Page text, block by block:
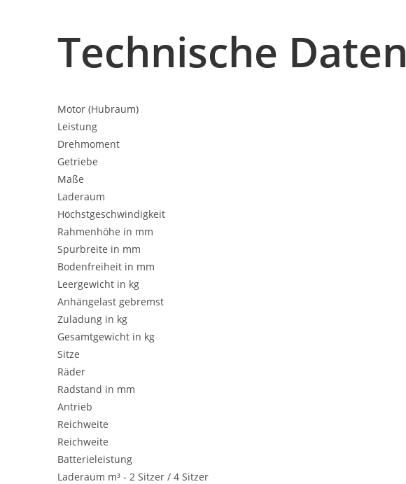
Technische Daten
Motor (Hubraum)
Leistung
Drehmoment
Getriebe
Maße
Laderaum
Höchstgeschwindigkeit
Rahmenhöhe in mm
Spurbreite in mm
Bodenfreiheit in mm
Leergewicht in kg
Anhängelast gebremst
Zuladung in kg
Gesamtgewicht in kg
Sitze
Räder
Radstand in mm
Antrieb
Reichweite
Reichweite
Batterieleistung
Laderaum m³ - 2 Sitzer / 4 Sitzer